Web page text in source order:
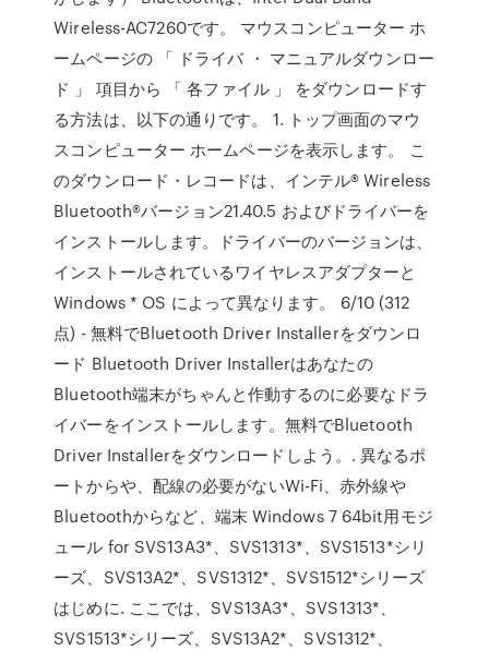
Wireless-AC7260です。 マウスコンピューター ホ
ームページの 「 ドライバ ・ マニュアルダウンロー
ド 」 項目から 「 各ファイル 」 をダウンロードす
る方法は、以下の通りです。 1. トップ画面のマウ
スコンピューター ホームページを表示します。 こ
のダウンロード・レコードは、インテル® Wireless
Bluetooth®バージョン21.40.5 およびドライバーを
インストールします。ドライバーのバージョンは、
インストールされているワイヤレスアダプターと
Windows * OS によって異なります。 6/10 (312
点) - 無料でBluetooth Driver Installerをダウンロ
ード Bluetooth Driver Installerはあなたの
Bluetooth端末がちゃんと作動するのに必要なドラ
イバーをインストールします。無料でBluetooth
Driver Installerをダウンロードしよう。. 異なるポ
ートからや、配線の必要がないWi-Fi、赤外線や
Bluetoothからなど、端末 Windows 7 64bit用モジ
ュール for SVS13A3*、SVS1313*、SVS1513*シリ
ーズ、SVS13A2*、SVS1312*、SVS1512*シリーズ
はじめに. ここでは、SVS13A3*、SVS1313*、
SVS1513*シリーズ、SVS13A2*、SVS1312*、